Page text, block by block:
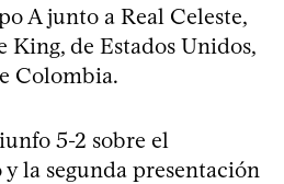
A junto a Real Celeste,
King, de Estados Unidos,
Colombia.
5-2 sobre el
la segunda presentación